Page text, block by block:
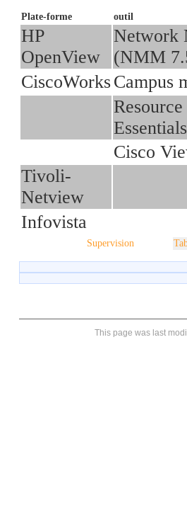
Plate-forme outil
HP
OpenView
Network
(NMM
CiscoWorksCampus
Cisco
Tivoli-
Netview
Infovista
Supervision
This page was last